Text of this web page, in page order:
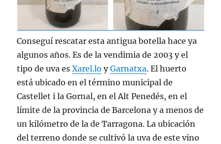
Conseguí rescatar esta antigua botella hace ya
algunos años. Es de la vendimia de 2003 y el
tipo de uva esXarel.lo yGarnatxa. El huerto
está ubicado en el término municipal de
Castellet i la Gornal, en el Alt Penedés, en el
límite de la provincia de Barcelona y a menos de
un kilómetro de la de Tarragona. La ubicación
del terreno donde se cultivó la uva de este vino